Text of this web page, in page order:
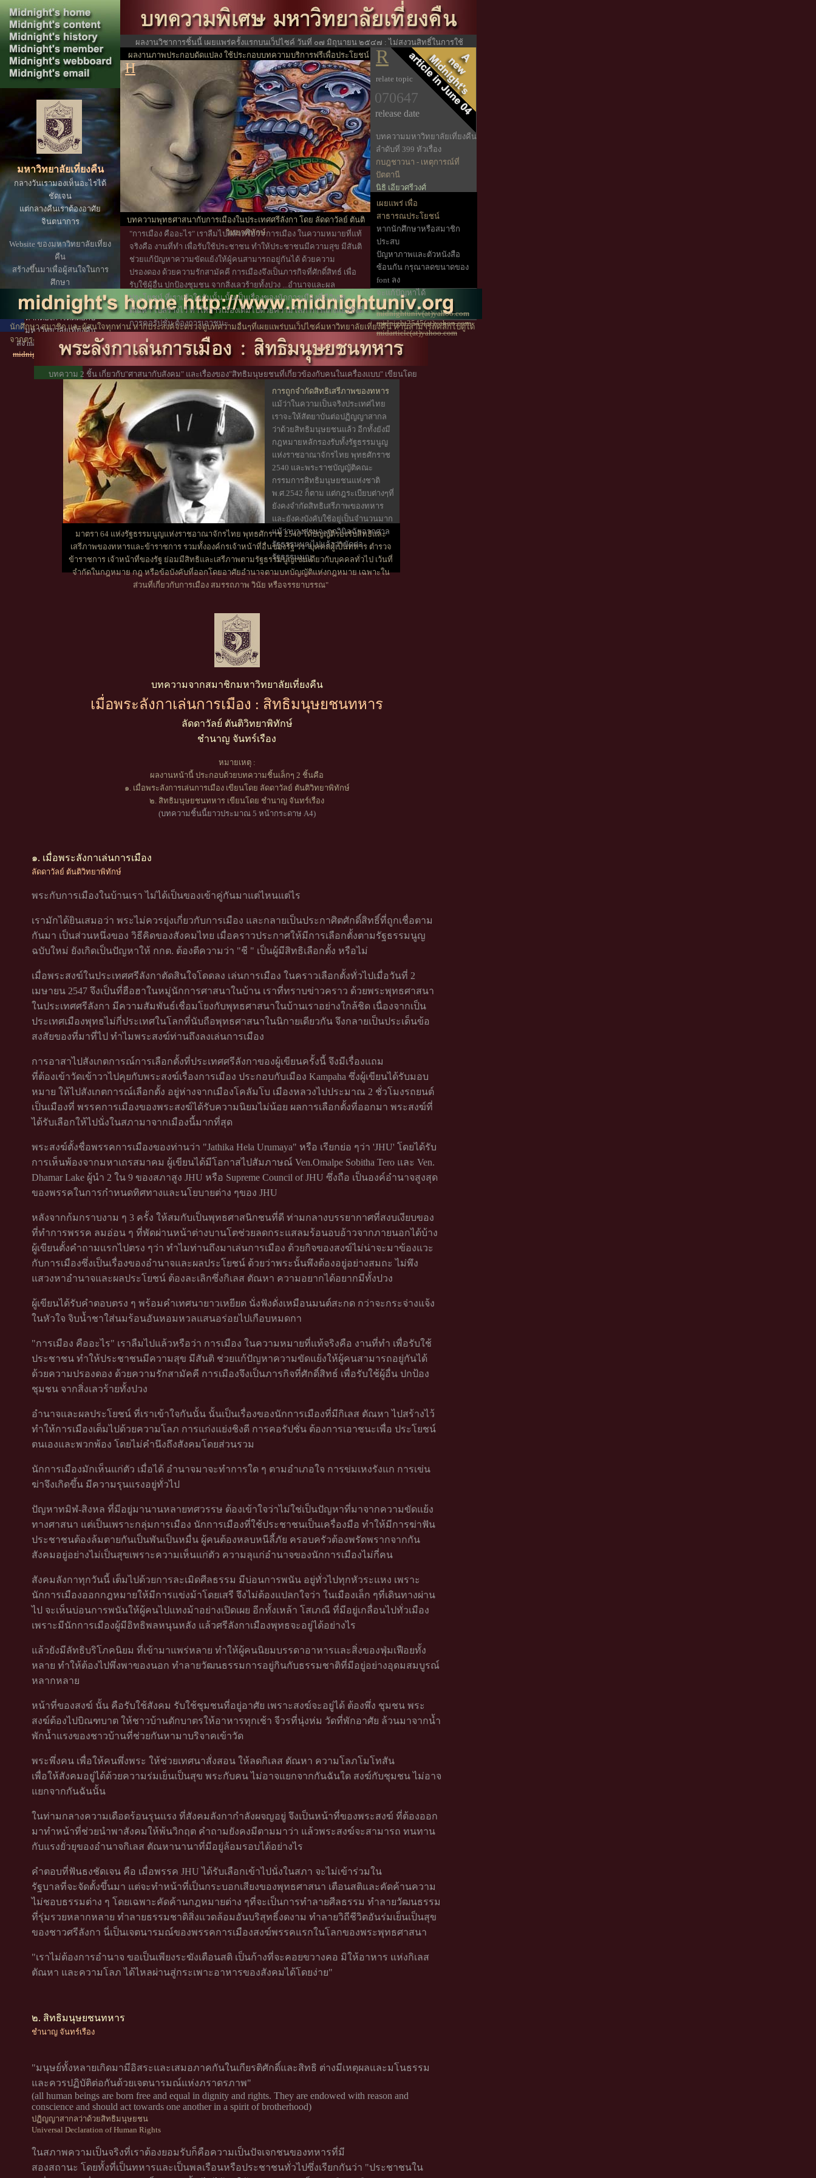
มหาวิทยาลัยเที่ยงคืน
กลางวันเรามองเห็นอะไรได้
ชัดเจน
แต่กลางคืนเราต้องอาศัย
จินตนาการ
Website ของมหาวิทยาลัยเที่ยง
คืน
สร้างขึ้นมาเพื่อผู้สนใจในการ
ศึกษา
โดยไม่จำกัดคุณวุฒิ
หากต้องการติดต่อกับ
มหาวิทยาลัยเที่ยงคืน
ส่ง mail ตามที่อยู่ข้างล่างนี้
midnight2545(at)yahoo.com
ผลงานวิชาการชิ้นนี้ เผยแพร่ครั้งแรกบนเว็ปไซค์ วันที่ ๐๗ มิถุนายน ๒๕๔๗ : ไม่สงวนสิทธิ์ในการใช้
ประโยชน์ทางวิชาการ
บทความมหาวิทยาลัยเที่ยงคืน
ลำดับที่ 399 หัวเรื่อง
กบฎชาวนา - เหตุการณ์ที่
ปัตตานี
นิธิ เอียวศรีวงศ์
ที่ปรึกษามหาวิทยาลัยเที่ยงคืน
นักวิชาการอิสระ
R
relate topic
070647
release date
ผลงานภาพประกอบดัดแปลง ใช้ประกอบบทความบริการฟรีเพื่อประโยชน์
ของสังคมไทย
H
บทความพุทธศาสนากับการเมืองในประเทศศรีลังกา โดย ลัดดาวัลย์ ตันติ
วิทยาพิทักษ์
นักศึกษา สมาชิก และผู้สนใจทุกท่าน หากประสงค์จะตรวจดูบทความอื่นๆที่เผยแพร่บนเว็ปไซค์มหาวิทยาลัยเที่ยงคืน ท่านสามารถคลิกไปดูได้
จากตรงนี้
บทความจากสมาชิกมหาวิทยาลัยเที่ยงคืน
เมื่อพระลังกาเล่นการเมือง : สิทธิมนุษยชนทหาร
ลัดดาวัลย์ ตันติวิทยาพิทักษ์
ชำนาญ จันทร์เรือง
หมายเหตุ :
ผลงานหน้านี้ ประกอบด้วยบทความชิ้นเล็กๆ 2 ชิ้นคือ
๑. เมื่อพระลังการเล่นการเมือง เขียนโดย ลัดดาวัลย์ ตันติวิทยาพิทักษ์
๒. สิทธิมนุษยชนทหาร เขียนโดย ชำนาญ จันทร์เรือง
(บทความชิ้นนี้ยาวประมาณ 5 หน้ากระดาษ A4)
๑. เมื่อพระลังกาเล่นการเมือง
ลัดดาวัลย์ ตันติวิทยาพิทักษ์
พระกับการเมืองในบ้านเรา ไม่ได้เป็นของเข้าคู่กันมาแต่ไหนแต่ไร
เรามักได้ยินเสมอว่า พระไม่ควรยุ่งเกี่ยวกับการเมือง และกลายเป็นประกาศิตศักดิ์สิทธิ์ที่ถูกเชื่อตาม
กันมา เป็นส่วนหนึ่งของ วิธีคิดของสังคมไทย เมื่อคราวประกาศให้มีการเลือกตั้งตามรัฐธรรมนูญ
ฉบับใหม่ ยังเกิดเป็นปัญหาให้ กกต. ต้องตีความว่า "ชี " เป็นผู้มีสิทธิเลือกตั้ง หรือไม่
เมื่อพระสงฆ์ในประเทศศรีลังกาตัดสินใจโดดลง เล่นการเมือง ในคราวเลือกตั้งทั่วไปเมื่อวันที่ 2
เมษายน 2547 จึงเป็นที่ฮือฮาในหมู่นักการศาสนาในบ้าน เราที่ทราบข่าวคราว ด้วยพระพุทธศาสนา
ในประเทศศรีลังกา มีความสัมพันธ์เชื่อมโยงกับพุทธศาสนาในบ้านเราอย่างใกล้ชิด เนื่องจากเป็น
ประเทศเมืองพุทธไม่กี่ประเทศในโลกที่นับถือพุทธศาสนาในนิกายเดียวกัน จึงกลายเป็นประเด็นข้อ
สงสัยของที่มาที่ไป ทำไมพระสงฆ์ท่านถึงลงเล่นการเมือง
การอาสาไปสังเกตการณ์การเลือกตั้งที่ประเทศศรีลังกาของผู้เขียนครั้งนี้ จึงมีเรื่องแถม
ที่ต้องเข้าวัดเข้าวาไปคุยกับพระสงฆ์เรื่องการเมือง ประกอบกับเมือง Kampaha ซึ่งผู้เขียนได้รับมอบ
หมาย ให้ไปสังเกตการณ์เลือกตั้ง อยู่ห่างจากเมืองโคลัมโบ เมืองหลวงไปประมาณ 2 ชั่วโมงรถยนต์
เป็นเมืองที่ พรรคการเมืองของพระสงฆ์ได้รับความนิยมไม่น้อย ผลการเลือกตั้งที่ออกมา พระสงฆ์ที่
ได้รับเลือกให้ไปนั่งในสภามาจากเมืองนี้มากที่สุด
พระสงฆ์ตั้งชื่อพรรคการเมืองของท่านว่า "Jathika Hela Urumaya" หรือ เรียกย่อ ๆว่า 'JHU' โดยได้รับ
การเห็นพ้องจากมหาเถรสมาคม ผู้เขียนได้มีโอกาสไปสัมภาษณ์ Ven.Omalpe Sobitha Tero และ Ven.
Dhamar Lake ผู้นำ 2 ใน 9 ของสภาสูง JHU หรือ Supreme Council of JHU ซึ่งถือ เป็นองค์อำนาจสูงสุด
ของพรรคในการกำหนดทิศทางและนโยบายต่าง ๆของ JHU
หลังจากก้มกราบงาม ๆ 3 ครั้ง ให้สมกับเป็นพุทธศาสนิกชนที่ดี ท่ามกลางบรรยากาศที่สงบเงียบของ
ที่ทำการพรรค ลมอ่อน ๆ ที่พัดผ่านหน้าต่างบานโตช่วยลดกระแสลมร้อนอบอ้าวจากภายนอกได้บ้าง
ผู้เขียนตั้งคำถามแรกไปตรง ๆว่า ทำไมท่านถึงมาเล่นการเมือง ด้วยกิจของสงฆ์ไม่น่าจะมาข้องแวะ
กับการเมืองซึ่งเป็นเรื่องของอำนาจและผลประโยชน์ ด้วยว่าพระนั้นพึงต้องอยู่อย่างสมถะ ไม่พึง
แสวงหาอำนาจและผลประโยชน์ ต้องละเลิกซึ่งกิเลส ตัณหา ความอยากได้อยากมีทั้งปวง
ผู้เขียนได้รับคำตอบตรง ๆ พร้อมคำเทศนายาวเหยียด นั่งฟังดั่งเหมือนมนต์สะกด กว่าจะกระจ่างแจ้ง
ในหัวใจ จิบน้ำชาใส่นมร้อนอันหอมหวลแสนอร่อยไปเกือบหมดกา
"การเมือง คืออะไร" เราลืมไปแล้วหรือว่า การเมือง ในความหมายที่แท้จริงคือ งานที่ทำ เพื่อรับใช้
ประชาชน ทำให้ประชาชนมีความสุข มีสันติ ช่วยแก้ปัญหาความขัดแย้งให้ผู้คนสามารถอยู่กันได้
ด้วยความปรองดอง ด้วยความรักสามัคคี การเมืองจึงเป็นภารกิจที่ศักดิ์สิทธ์ เพื่อรับใช้ผู้อื่น ปกป้อง
ชุมชน จากสิ่งเลวร้ายทั้งปวง
อำนาจและผลประโยชน์ ที่เราเข้าใจกันนั้น นั้นเป็นเรื่องของนักการเมืองที่มีกิเลส ตัณหา ไปสร้างไว้
ทำให้การเมืองเต็มไปด้วยความโลภ การแก่งแย่งชิงดี การคอรัปชั่น ต้องการเอาชนะเพื่อ ประโยชน์
ตนเองและพวกพ้อง โดยไม่คำนึงถึงสังคมโดยส่วนรวม
นักการเมืองมักเห็นแก่ตัว เมื่อได้ อำนาจมาจะทำการใด ๆ ตามอำเภอใจ การข่มเหงรังแก การเข่น
ฆ่าจึงเกิดขึ้น มีความรุนแรงอยู่ทั่วไป
ปัญหาทมิฬ-สิงหล ที่มีอยู่มานานหลายทศวรรษ ต้องเข้าใจว่าไม่ใช่เป็นปัญหาที่มาจากความขัดแย้ง
ทางศาสนา แต่เป็นเพราะกลุ่มการเมือง นักการเมืองที่ใช้ประชาชนเป็นเครื่องมือ ทำให้มีการฆ่าฟัน
ประชาชนต้องล้มตายกันเป็นพันเป็นหมื่น ผู้คนต้องหลบหนีลี้ภัย ครอบครัวต้องพรัดพรากจากกัน
สังคมอยู่อย่างไม่เป็นสุขเพราะความเห็นแก่ตัว ความลุแก่อำนาจของนักการเมืองไม่กี่คน
สังคมลังกาทุกวันนี้ เต็มไปด้วยการละเมิดศีลธรรม มีบ่อนการพนัน อยู่ทั่วไปทุกหัวระแหง เพราะ
นักการเมืองออกกฎหมายให้มีการแข่งม้าโดยเสรี จึงไม่ต้องแปลกใจว่า ในเมืองเล็ก ๆที่เดินทางผ่าน
ไป จะเห็นบ่อนการพนันให้ผู้คนไปแทงม้าอย่างเปิดเผย อีกทั้งเหล้า โสเภณี ที่มีอยู่เกลื่อนไปทั่วเมือง
เพราะมีนักการเมืองผู้มีอิทธิพลหนุนหลัง แล้วศรีลังกาเมืองพุทธจะอยู่ได้อย่างไร
แล้วยังมีลัทธิบริโภคนิยม ที่เข้ามาแพร่หลาย ทำให้ผู้คนนิยมบรรดาอาหารและสิ่งของฟุ่มเฟือยทั้ง
หลาย ทำให้ต้องไปพึ่งพาของนอก ทำลายวัฒนธรรมการอยู่กินกับธรรมชาติที่มีอยู่อย่างอุดมสมบูรณ์
หลากหลาย
หน้าที่ของสงฆ์ นั้น คือรับใช้สังคม รับใช้ชุมชนที่อยู่อาศัย เพราะสงฆ์จะอยู่ได้ ต้องพึ่ง ชุมชน พระ
สงฆ์ต้องไปบิณฑบาต ให้ชาวบ้านตักบาตรให้อาหารทุกเช้า จีวรที่นุ่งห่ม วัดที่พักอาศัย ล้วนมาจากน้ำ
พักน้ำแรงของชาวบ้านที่ช่วยกันหามาบริจาคเข้าวัด
พระพึ่งคน เพื่อให้คนพึ่งพระ ให้ช่วยเทศนาสั่งสอน ให้ลดกิเลส ตัณหา ความโลภโมโทสัน
เพื่อให้สังคมอยู่ได้ด้วยความร่มเย็นเป็นสุข พระกับคน ไม่อาจแยกจากกันฉันใด สงฆ์กับชุมชน ไม่อาจ
แยกจากกันฉันนั้น
ในท่ามกลางความเดือดร้อนรุนแรง ที่สังคมลังกากำลังผจญอยู่ จึงเป็นหน้าที่ของพระสงฆ์ ที่ต้องออก
มาทำหน้าที่ช่วยนำพาสังคมให้พ้นวิกฤต คำถามยังคงมีตามมาว่า แล้วพระสงฆ์จะสามารถ ทนทาน
กับแรงยั่วยุของอำนาจกิเลส ตัณหานานาที่มีอยู่ล้อมรอบได้อย่างไร
คำตอบที่ฟันธงชัดเจน คือ เมื่อพรรค JHU ได้รับเลือกเข้าไปนั่งในสภา จะไม่เข้าร่วมใน
รัฐบาลที่จะจัดตั้งขึ้นมา แต่จะทำหน้าที่เป็นกระบอกเสียงของพุทธศาสนา เตือนสติและคัดค้านความ
ไม่ชอบธรรมต่าง ๆ โดยเฉพาะคัดค้านกฎหมายต่าง ๆที่จะเป็นการทำลายศีลธรรม ทำลายวัฒนธรรม
ที่รุ่มรวยหลากหลาย ทำลายธรรมชาติสิ่งแวดล้อมอันบริสุทธิ์งดงาม ทำลายวิถีชีวิตอันร่มเย็นเป็นสุข
ของชาวศรีลังกา นี่เป็นเจตนารมณ์ของพรรคการเมืองสงฆ์พรรคแรกในโลกของพระพุทธศาสนา
"เราไม่ต้องการอำนาจ ขอเป็นเพียงระฆังเตือนสติ เป็นก้างที่จะคอยขวางคอ มิให้อาหาร แห่งกิเลส
ตัณหา และความโลภ ได้ไหลผ่านสู่กระเพาะอาหารของสังคมได้โดยง่าย"
๒. สิทธิมนุษยชนทหาร
ชำนาญ จันทร์เรือง
"มนุษย์ทั้งหลายเกิดมามีอิสระและเสมอภาคกันในเกียรติศักดิ์และสิทธิ ต่างมีเหตุผลและมโนธรรม
และควรปฏิบัติต่อกันด้วยเจตนารมณ์แห่งภราดรภาพ"
(all human beings are born free and equal in dignity and rights. They are endowed with reason and
conscience and should act towards one another in a spirit of brotherhood)
ปฏิญญาสากลว่าด้วยสิทธิมนุษยชน
Universal Declaration of Human Rights
ในสภาพความเป็นจริงที่เราต้องยอมรับก็คือความเป็นปัจเจกชนของทหารที่มี
สองสถานะ โดยทั้งที่เป็นทหารและเป็นพลเรือนหรือประชาชนทั่วไปซึ่งเรียกกันว่า "ประชาชนใน
บทความ 2 ชิ้น เกี่ยวกับ"ศาสนากับสังคม" และเรื่องของ"สิทธิมนุษยชนที่เกี่ยวข้องกับคนในเครื่องแบบ" เขียนโดย
สมาชิกมหาวิทยาลัยเที่ยงคืน
เผยแพร่ เพื่อ
สาธารณประโยชน์
หากนักศึกษาหรือสมาชิก
ประสบ
ปัญหาภาพและตัวหนังสือ
ซ้อนกัน กรุณาลดขนาดของ
font ลง
จะแก้ปัญหาได้
midnightuniv(at)yahoo.com
midnight2545(at)yahoo.com
midarticle(at)yahoo.com
"การเมือง คืออะไร" เราลืมไปแล้วหรือว่า การเมือง ในความหมายที่แท้
จริงคือ งานที่ทำ เพื่อรับใช้ประชาชน ทำให้ประชาชนมีความสุข มีสันติ
ช่วยแก้ปัญหาความขัดแย้งให้ผู้คนสามารถอยู่กันได้ ด้วยความ
ปรองดอง ด้วยความรักสามัคคี การเมืองจึงเป็นภารกิจที่ศักดิ์สิทธ์ เพื่อ
รับใช้ผู้อื่น ปกป้องชุมชน จากสิ่งเลวร้ายทั้งปวง ...อำนาจและผล
ประโยชน์ ที่เราเข้าใจกันนั้น นั้นเป็นเรื่องของนักการเมืองที่มีกิเลส
ตัณหา ไปสร้างไว้ ทำให้การเมืองเต็มไปด้วยความโลภ การแก่งแย่งชิงดี
การคอรัปชั่น ต้องการเอาชนะ
การถูกจำกัดสิทธิเสรีภาพของทหาร
แม้ว่าในความเป็นจริงประเทศไทย
เราจะให้สัตยาบันต่อปฏิญญาสากล
ว่าด้วยสิทธิมนุษยชนแล้ว อีกทั้งยังมี
กฎหมายหลักรองรับทั้งรัฐธรรมนูญ
แห่งราชอาณาจักรไทย พุทธศักราช
2540 และพระราชบัญญัติคณะ
กรรมการสิทธิมนุษยชนแห่งชาติ
พ.ศ.2542 ก็ตาม แต่กฎระเบียบต่างๆที่
ยังคงจำกัดสิทธิเสรีภาพของทหาร
และยังคงบังคับใช้อยู่เป็นจำนวนมาก
แม้ว่าบางส่วนจะถูกวินิจฉัยจากศาล
รัฐธรรมนูญไปแล้วว่าขัดต่อ
รัฐธรรมนูญ
มาตรา 64 แห่งรัฐธรรมนูญแห่งราชอาณาจักรไทย พุทธศักราช 2540 ได้บัญญัติรองรับสิทธิและ
เสรีภาพของทหารและข้าราชการ รวมทั้งองค์กรเจ้าหน้าที่อื่นของรัฐ ว่า "บุคคลผู้เป็นทหาร ตำรวจ
ข้าราชการ เจ้าหน้าที่ของรัฐ ย่อมมีสิทธิและเสรีภาพตามรัฐธรรมนูญเช่นเดียวกับบุคคลทั่วไป เว้นที่
จำกัดในกฎหมาย กฎ หรือข้อบังคับที่ออกโดยอาศัยอำนาจตามบทบัญญัติแห่งกฎหมาย เฉพาะใน
ส่วนที่เกี่ยวกับการเมือง สมรรถภาพ วินัย หรือจรรยาบรรณ"